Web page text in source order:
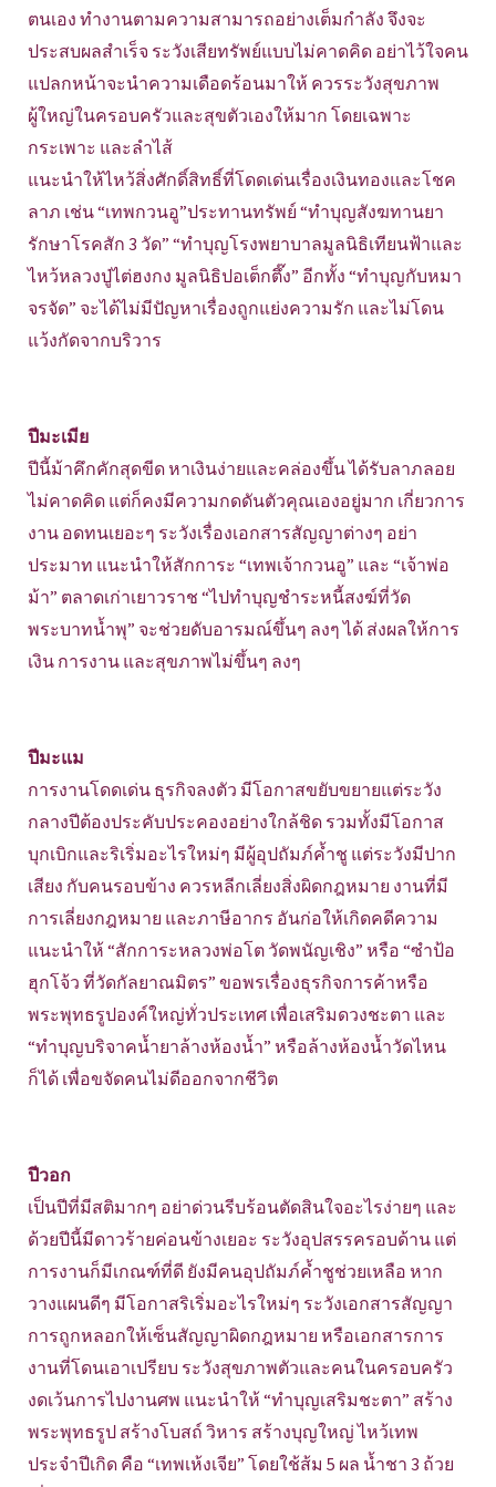
ตนเอง ทำงานตามความสามารถอย่างเต็มกำลัง จึงจะ
ประสบผลสำเร็จ ระวังเสียทรัพย์แบบไม่คาดคิด อย่าไว้ใจคน
แปลกหน้าจะนำความเดือดร้อนมาให้ ควรระวังสุขภาพ
ผู้ใหญ่ในครอบครัวและสุขตัวเองให้มาก โดยเฉพาะ
กระเพาะ และลำไส้
แนะนำให้ไหว้สิ่งศักดิ์สิทธิ์ที่โดดเด่นเรื่องเงินทองและโชค
ลาภ เช่น “เทพกวนอู”ประทานทรัพย์ “ทำบุญสังฆทานยา
รักษาโรคสัก 3 วัด” “ทำบุญโรงพยาบาลมูลนิธิเทียนฟ้าและ
ไหว้หลวงปู่ไต่ฮงกง มูลนิธิปอเต็กตึ๊ง” อีกทั้ง “ทำบุญกับหมา
จรจัด” จะได้ไม่มีปัญหาเรื่องถูกแย่งความรัก และไม่โดน
แว้งกัดจากบริวาร
ปีมะเมีย
ปีนี้ม้าคึกคักสุดขีด หาเงินง่ายและคล่องขึ้น ได้รับลาภลอย
ไม่คาดคิด แต่ก็คงมีความกดดันตัวคุณเองอยู่มาก เกี่ยวการ
งาน อดทนเยอะๆ ระวังเรื่องเอกสารสัญญาต่างๆ อย่า
ประมาท แนะนำให้สักการะ “เทพเจ้ากวนอู” และ “เจ้าพ่อ
ม้า” ตลาดเก่าเยาวราช “ไปทำบุญชำระหนี้สงฆ์ที่วัด
พระบาทน้ำพุ” จะช่วยดับอารมณ์ขึ้นๆ ลงๆ ได้ ส่งผลให้การ
เงิน การงาน และสุขภาพไม่ขึ้นๆ ลงๆ
ปีมะแม
การงานโดดเด่น ธุรกิจลงตัว มีโอกาสขยับขยายแต่ระวัง
กลางปีต้องประคับประคองอย่างใกล้ชิด รวมทั้งมีโอกาส
บุกเบิกและริเริ่มอะไรใหม่ๆ มีผู้อุปถัมภ์ค้ำชู แต่ระวังมีปาก
เสียง กับคนรอบข้าง ควรหลีกเลี่ยงสิ่งผิดกฎหมาย งานที่มี
การเลี่ยงกฎหมาย และภาษีอากร อันก่อให้เกิดคดีความ
แนะนำให้ “สักการะหลวงพ่อโต วัดพนัญเชิง” หรือ “ซำป้อ
ฮุกโจ้ว ที่วัดกัลยาณมิตร” ขอพรเรื่องธุรกิจการค้าหรือ
พระพุทธรูปองค์ใหญ่ทั่วประเทศ เพื่อเสริมดวงชะตา และ
“ทำบุญบริจาคน้ำยาล้างห้องน้ำ” หรือล้างห้องน้ำวัดไหน
ก็ได้ เพื่อขจัดคนไม่ดีออกจากชีวิต
ปีวอก
เป็นปีที่มีสติมากๆ อย่าด่วนรีบร้อนตัดสินใจอะไรง่ายๆ และ
ด้วยปีนี้มีดาวร้ายค่อนข้างเยอะ ระวังอุปสรรครอบด้าน แต่
การงานก็มีเกณฑ์ที่ดี ยังมีคนอุปถัมภ์ค้ำชูช่วยเหลือ หาก
วางแผนดีๆ มีโอกาสริเริ่มอะไรใหม่ๆ ระวังเอกสารสัญญา
การถูกหลอกให้เซ็นสัญญาผิดกฎหมาย หรือเอกสารการ
งานที่โดนเอาเปรียบ ระวังสุขภาพตัวและคนในครอบครัว
งดเว้นการไปงานศพ แนะนำให้ “ทำบุญเสริมชะตา” สร้าง
พระพุทธรูป สร้างโบสถ์ วิหาร สร้างบุญใหญ่ ไหว้เทพ
ประจำปีเกิด คือ “เทพเห้งเจีย” โดยใช้ส้ม 5 ผล น้ำชา 3 ถ้วย